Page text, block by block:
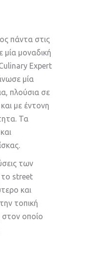
πάντα στις
μία μοναδική
Expert
μία
πλούσια σε
με έντονη
Τα
των
το street
και
τοπική
στον οποίο